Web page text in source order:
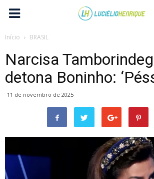
Início BRASIL
Narcisa
detona Boninho:
11 de novembro de 2025